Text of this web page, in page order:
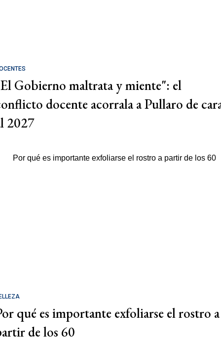
Gobierno maltrata y miente": el
docente acorrala a Pullaro de
2027
qué es importante exfoliarse el rostro a
de los 60